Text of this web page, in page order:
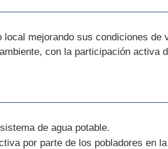
local mejorando sus condiciones
con la participación activa
de agua potable.
por parte de los pobladores en